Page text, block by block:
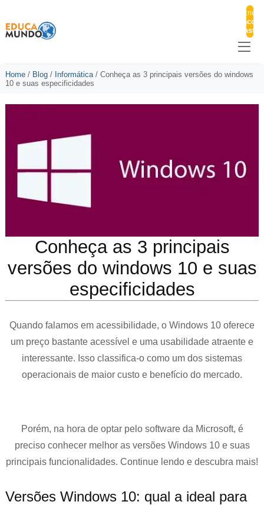
Pacote
Master
Home / Blog / Informática / Conheça as 3 principais versões do windows
10 e suas especificidades
Conheça as 3 principais
versões do windows 10 e suas
especificidades
Quando falamos em acessibilidade, o Windows 10 oferece
um preço bastante acessível e uma usabilidade atraente e
interessante. Isso classifica-o como um dos sistemas
operacionais de maior custo e benefício do mercado.
Porém, na hora de optar pelo software da Microsoft, é
preciso conhecer melhor as versões Windows 10 e suas
principais funcionalidades. Continue lendo e descubra mais!
Versões Windows 10: qual a ideal para